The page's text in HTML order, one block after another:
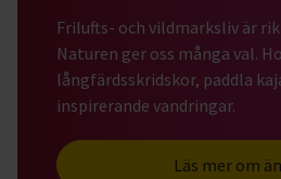
Frilufts- och vildmarksliv är
Naturen ger oss många val.
långfärdsskridskor, paddla
inspirerande vandringar.
Läs mer om